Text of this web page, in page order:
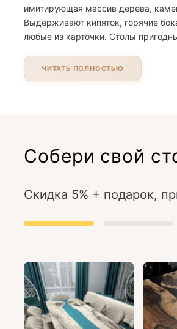
имитирующая массив дерева,
Выдерживают кипяток, горячие
любые из карточки. Столы
ЧИТАТЬ ПОЛНОСТЬЮ
Собери свой
Скидка 5% + подарок,